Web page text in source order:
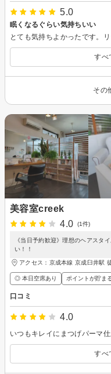
5.0
眠くなるぐらい気持ちいい
すべ
その
美容室creek
4.0
(1件)
《当日予約歓迎》理想のヘアスタ
い！！
アクセス：京成本線 京成臼井駅
◎ 本日空席あり ポイントが貯ま
口コミ
4.0
すべ